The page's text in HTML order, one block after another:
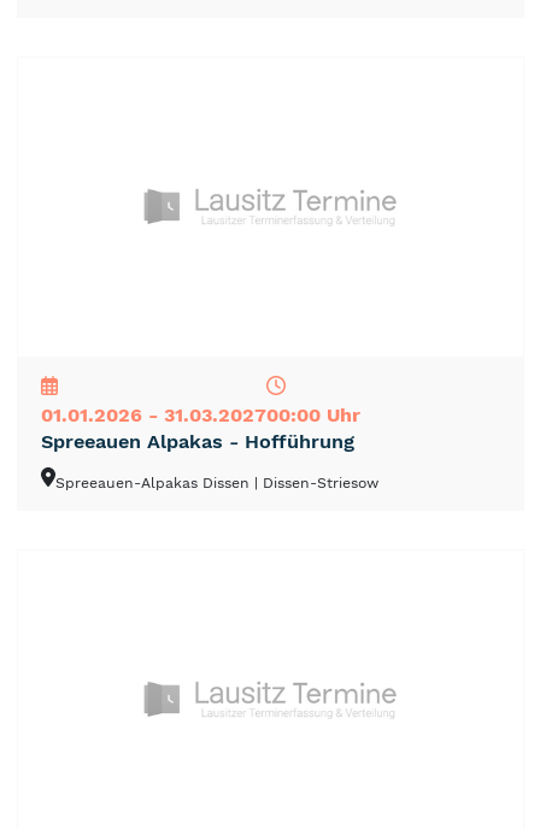
01.01.2026 - 31.03.202700:00 Uhr
Spreeauen Alpakas - Hofführung
Spreeauen-Alpakas Dissen | Dissen-Striesow